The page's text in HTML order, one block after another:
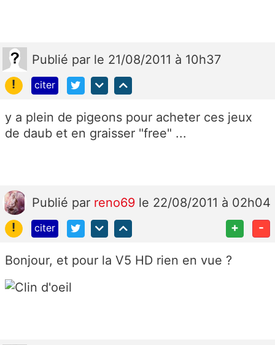
Publié par le 21/08/2011 à 10h37
!
citer
y a plein de pigeons pour acheter ces jeux
de daub et en graisser "free" ...
Publié par reno69 le 22/08/2011 à 02h04
!
citer + -
Bonjour, et pour la V5 HD rien en vue ?